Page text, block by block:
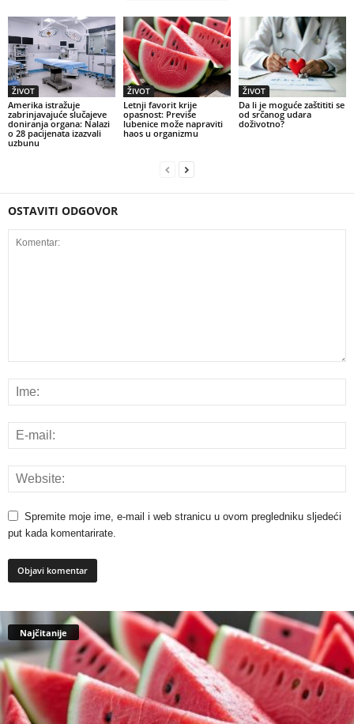
ŽIVOT
Amerika istražuje
zabrinjavajuće slučajeve
doniranja organa: Nalazi
o 28 pacijenata izazvali
uzbunu
ŽIVOT
Letnji favorit krije
opasnost: Previše
lubenice može napraviti
haos u organizmu
ŽIVOT
Da li je moguće zaštititi se
od srčanog udara
doživotno?
OSTAVITI ODGOVOR
Spremite moje ime, e-mail i web stranicu u ovom pregledniku sljedeći
put kada komentarirate.
Najčitanije